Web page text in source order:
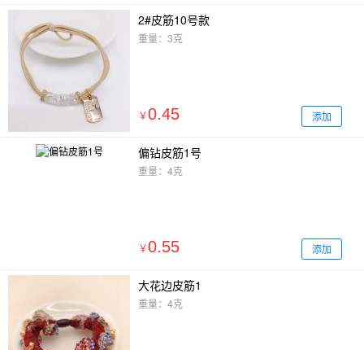
2#皮筋10号款
重量：3克
￥0.45 添加
偏钻皮筋1号
重量：4克
￥0.55 添加
大花边皮筋1
重量：4克